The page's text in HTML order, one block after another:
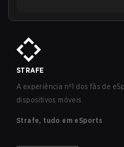
STRAFE
A experiência nº1 dos fãs de
dispositivos móveis.
Strafe, tudo em eSports